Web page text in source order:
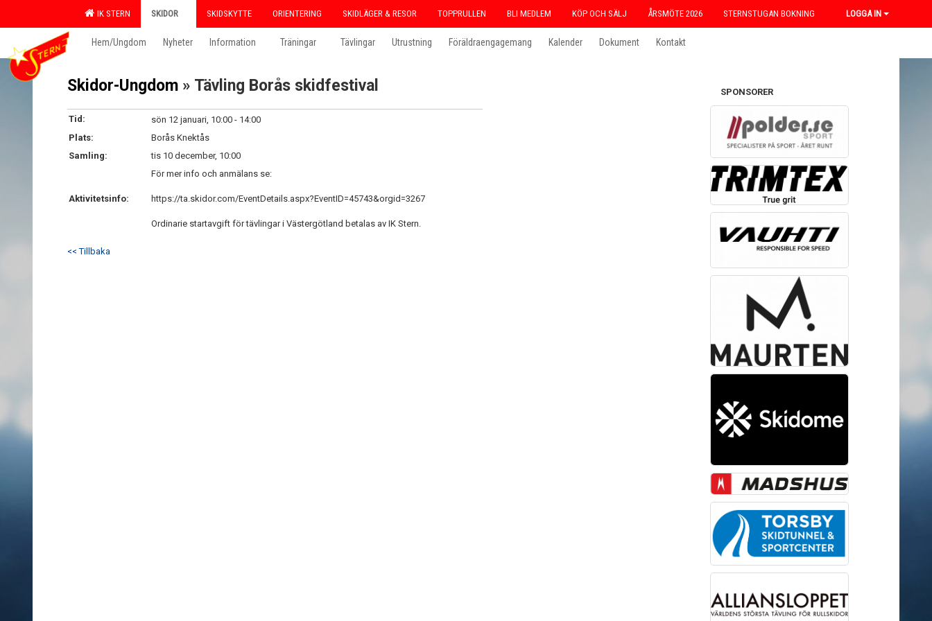
IK STERN SKIDOR SKIDSKYTTE ORIENTERING SKIDLÄGER & RESOR TOPPRULLEN BLI MEDLEM KÖP OCH SÄLJ ÅRSMÖTE 2026 STERNSTUGAN BOKNING LOGGA IN
Hem/Ungdom Nyheter Information Träningar Tävlingar Utrustning Föräldraengagemang Kalender Dokument Kontakt
Skidor-Ungdom » Tävling Borås skidfestival
Tid:
sön 12 januari, 10:00 - 14:00
Plats:
Borås Knektås
Samling:
tis 10 december, 10:00
Aktivitetsinfo:
För mer info och anmälans se:
https://ta.skidor.com/EventDetails.aspx?EventID=45743&orgid=3267
Ordinarie startavgift för tävlingar i Västergötland betalas av IK Stern.
<< Tillbaka
SPONSORER